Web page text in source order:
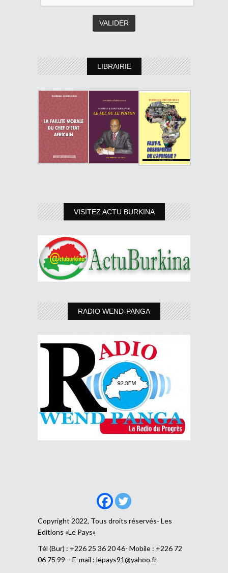
LIBRAIRIE
VISITEZ ACTU BURKINA
RADIO WEND-PANGA
Copyright 2022, Tous droits réservés- Les
Editions «Le Pays»
Tél (Bur) : +226 25 36 20 46- Mobile : +226 72
06 75 99 – E-mail : lepays91@yahoo.fr